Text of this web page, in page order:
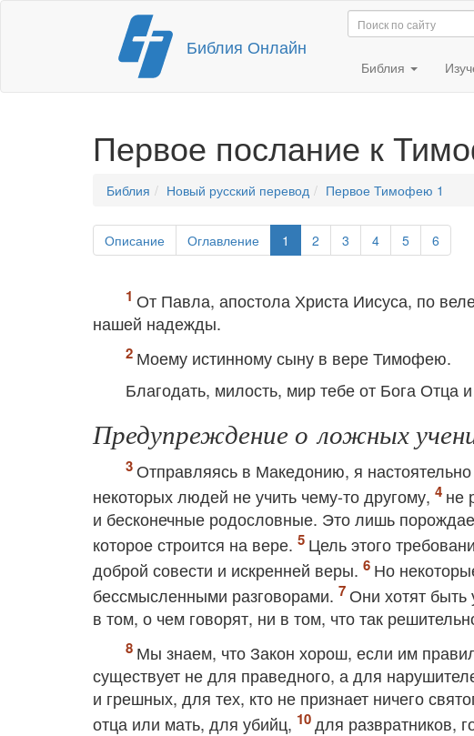
Перейти
содержимому
Библия Онлайн
Библия
Первое послание к
Библия Новый русский перевод Первое Тимофею 1
Описание Оглавление 1 2 3 4 5 6
От Павла, апостола Христа Иисуса, по
нашей надежды.
Моему истинному сыну в вере Тимофею.
Благодать, милость, мир тебе от Бога Отца
Предупреждение о ложных
Отправляясь в Македонию, я
некоторых людей не учить чему-то другому,
не
и бесконечные родословные. Это лишь
которое строится на вере.
Цель этого
доброй совести и искренней веры.
Но
бессмысленными разговорами.
Они хотят быть
в том, о чем говорят, ни в том, что так
Мы знаем, что Закон хорош, если им
существует не для праведного, а для
и грешных, для тех, кто не признает ничего
отца или мать, для убийц,
для развратников,